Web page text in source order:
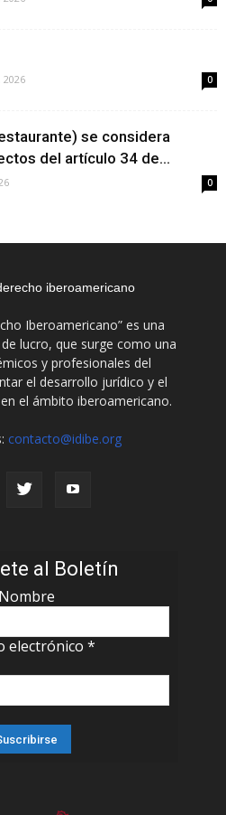
2026 0
se considera
del artículo 34 de...
0
Iberoamericano” es una
lucro, que surge como una
y profesionales del
el desarrollo jurídico y el
el ámbito iberoamericano.
contacto@idibe.org
al Boletín
Nombre
electrónico *